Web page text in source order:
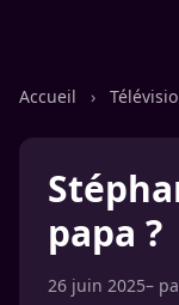
Accueil ›
papa ?
26 juin 2025–